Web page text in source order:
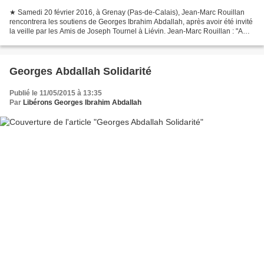
★ Samedi 20 février 2016, à Grenay (Pas-de-Calais), Jean-Marc Rouillan
rencontrera les soutiens de Georges Ibrahim Abdallah, après avoir été invité
la veille par les Amis de Joseph Tournel à Liévin. Jean-Marc Rouillan : "A
Georges Abdallah Solidarité
Publié le 11/05/2015 à 13:35
Par Libérons Georges Ibrahim Abdallah